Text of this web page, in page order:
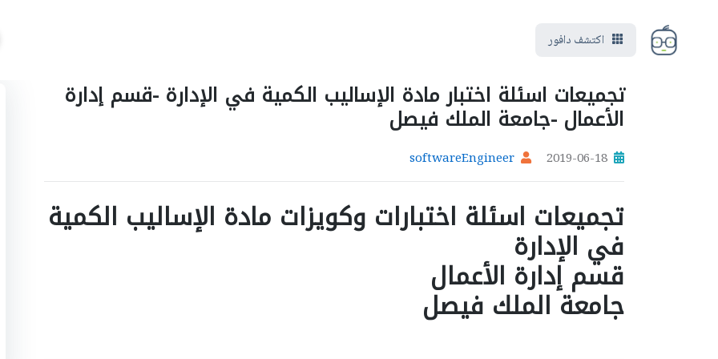
اكتشف دافور
تجميعات اسئلة اختبار مادة الإساليب الكمية في الإدارة -قسم إدارة
الأعمال -جامعة الملك فيصل
2019-06-18
softwareEngineer
تجميعات اسئلة اختبارات وكويزات مادة الإساليب الكمية
في الإدارة
قسم إدارة الأعمال
جامعة الملك فيصل